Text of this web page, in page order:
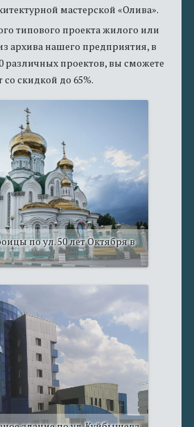
мастерской «Олива».
типового проекта жилого или
архива нашего предприятия, в
различных проектов, вы сможете
со скидкой до 65%.
по ул. 50 лет Октября в